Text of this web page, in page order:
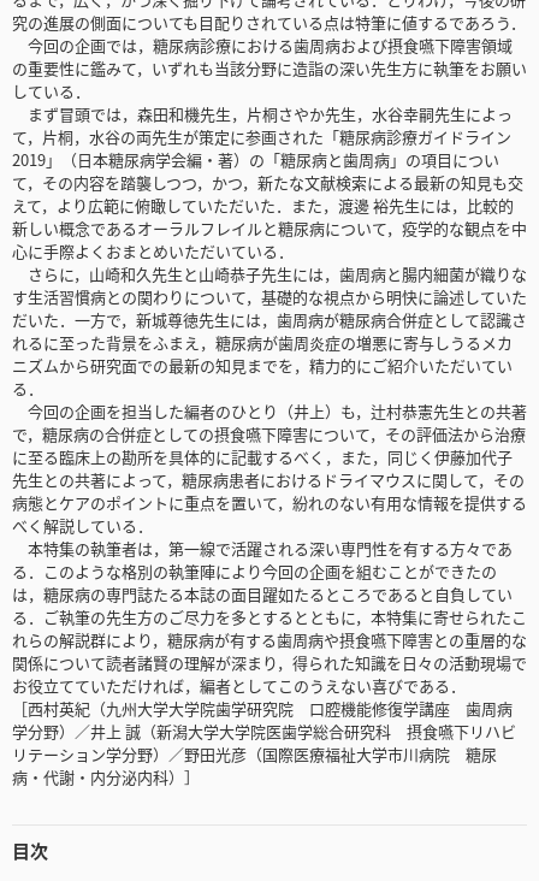
究の進展の側面についても目配りされている点は特筆に値するであろう．
今回の企画では，糖尿病診療における歯周病および摂食嚥下障害領域
の重要性に鑑みて，いずれも当該分野に造詣の深い先生方に執筆をお願い
している．
まず冒頭では，森田和機先生，片桐さやか先生，水谷幸嗣先生によっ
て，片桐，水谷の両先生が策定に参画された「糖尿病診療ガイドライン
2019」（日本糖尿病学会編・著）の「糖尿病と歯周病」の項目につい
て，その内容を踏襲しつつ，かつ，新たな文献検索による最新の知見も交
えて，より広範に俯瞰していただいた．また，渡邊 裕先生には，比較的
新しい概念であるオーラルフレイルと糖尿病について，疫学的な観点を中
心に手際よくおまとめいただいている．
さらに，山崎和久先生と山崎恭子先生には，歯周病と腸内細菌が織りな
す生活習慣病との関わりについて，基礎的な視点から明快に論述していた
だいた．一方で，新城尊徳先生には，歯周病が糖尿病合併症として認識さ
れるに至った背景をふまえ，糖尿病が歯周炎症の増悪に寄与しうるメカ
ニズムから研究面での最新の知見までを，精力的にご紹介いただいてい
る．
今回の企画を担当した編者のひとり（井上）も，辻村恭憲先生との共著
で，糖尿病の合併症としての摂食嚥下障害について，その評価法から治療
に至る臨床上の勘所を具体的に記載するべく，また，同じく伊藤加代子
先生との共著によって，糖尿病患者におけるドライマウスに関して，その
病態とケアのポイントに重点を置いて，紛れのない有用な情報を提供する
べく解説している．
本特集の執筆者は，第一線で活躍される深い専門性を有する方々であ
る．このような格別の執筆陣により今回の企画を組むことができたの
は，糖尿病の専門誌たる本誌の面目躍如たるところであると自負してい
る．ご執筆の先生方のご尽力を多とするとともに，本特集に寄せられたこ
れらの解説群により，糖尿病が有する歯周病や摂食嚥下障害との重層的な
関係について読者諸賢の理解が深まり，得られた知識を日々の活動現場で
お役立てていただければ，編者としてこのうえない喜びである．
［西村英紀（九州大学大学院歯学研究院 口腔機能修復学講座 歯周病
学分野）／井上 誠（新潟大学大学院医歯学総合研究科 摂食嚥下リハビ
リテーション学分野）／野田光彦（国際医療福祉大学市川病院 糖尿
病・代謝・内分泌内科）］
目次